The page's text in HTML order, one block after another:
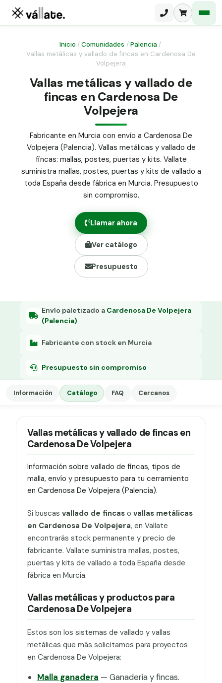
Malla electrosoldada
Malla ganadera
Malla simple torsión
Malla triple torsión
Panel malla H.
Puerta abatible dos hojas
Puerta acceso peatonal
Poste malla Hércules
Poste malla simple torsión
Alambre de espino galvanizado
Alambre liso galvanizado
Malla ocultación 70 g/m² verde
Grapa malla H.
Grapadora
Grapas a-18
Inicio /Comunidades / Palencia /
Vallas metálicas y vallado de fincas en Cardenosa De
Volpejera
Vallas metálicas y vallado de
fincas en Cardenosa De
Volpejera
Fabricante en Murcia con envío a Cardenosa De
Volpejera (Palencia). Vallas metálicas y vallado de
fincas: mallas, postes, puertas y kits. Vallate
suministra mallas, postes, puertas y kits de vallado a
toda España desde fábrica en Murcia. Presupuesto
sin compromiso.
Llamar ahora
Ver catálogo
Presupuesto
Envío paletizado a Cardenosa De Volpejera
(Palencia)
Fabricante con stock en Murcia
Presupuesto sin compromiso
Información Catálogo FAQ Cercanos
Vallas metálicas y vallado de fincas en
Cardenosa De Volpejera
Información sobre vallado de fincas, tipos de
malla, envío y presupuesto para tu cerramiento
en Cardenosa De Volpejera (Palencia).
Si buscas vallado de fincaso vallas metálicas
en Cardenosa De Volpejera, en Vallate
encontrarás stock permanente y precio de
fabricante. Vallate suministra mallas, postes,
puertas y kits de vallado a toda España desde
fábrica en Murcia.
Vallas metálicas y productos para
Cardenosa De Volpejera
Estos son los sistemas de vallado y vallas
metálicas que más solicitamos para proyectos
en Cardenosa De Volpejera:
Malla ganadera — Ganadería y fincas.